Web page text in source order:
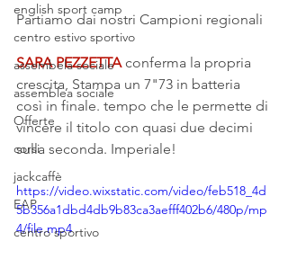
english sport camp
centro estivo sportivo
assembela sociale
assemblea sociale
Offerte
corsi
jackcaffè
EAP
centro sportivo
Partiamo dai nostri Campioni regionali
SARA PEZZETTA conferma la propria
crescita, Stampa un 7"73 in batteria
così in finale. tempo che le permette di
vincere il titolo con quasi due decimi
sulla seconda. Imperiale!
https://video.wixstatic.com/video/feb518_4d
5b356a1dbd4db9b83ca3aefff402b6/480p/mp
4/file.mp4